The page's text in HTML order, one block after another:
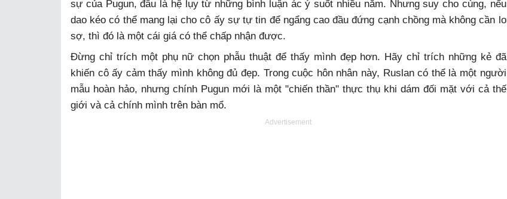
sự của Pugun, đâu là hệ lụy từ những bình luận ác ý suốt nhiều năm. Nhưng suy cho cùng, nếu
dao kéo có thể mang lại cho cô ấy sự tự tin để ngẩng cao đầu đứng cạnh chồng mà không cần lo
sợ, thì đó là một cái giá có thể chấp nhận được.
Đừng chỉ trích một phụ nữ chọn phẫu thuật để thấy mình đẹp hơn. Hãy chỉ trích những kẻ đã
khiến cô ấy cảm thấy mình không đủ đẹp. Trong cuộc hôn nhân này, Ruslan có thể là một người
mẫu hoàn hảo, nhưng chính Pugun mới là một "chiến thần" thực thụ khi dám đối mặt với cả thế
giới và cả chính mình trên bàn mổ.
Advertisement